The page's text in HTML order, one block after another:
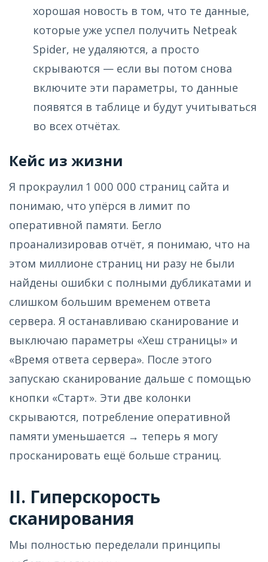
хорошая новость в том, что те данные,
которые уже успел получить Netpeak
Spider, не удаляются, а просто
скрываются — если вы потом снова
включите эти параметры, то данные
появятся в таблице и будут учитываться
во всех отчётах.
Кейс из жизни
Я прокраулил 1 000 000 страниц сайта и
понимаю, что упёрся в лимит по
оперативной памяти. Бегло
проанализировав отчёт, я понимаю, что на
этом миллионе страниц ни разу не были
найдены ошибки с полными дубликатами и
слишком большим временем ответа
сервера. Я останавливаю сканирование и
выключаю параметры «Хеш страницы» и
«Время ответа сервера». После этого
запускаю сканирование дальше с помощью
кнопки «Старт». Эти две колонки
скрываются, потребление оперативной
памяти уменьшается → теперь я могу
просканировать ещё больше страниц.
II. Гиперскорость
сканирования
Мы полностью переделали принципы